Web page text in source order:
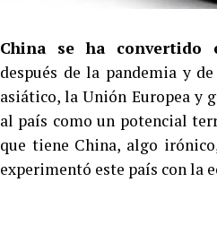
China se ha convertido
después de la pandemia y
asiático, la Unión Europea y
al país como un potencial
que tiene China, algo
experimentó este país con la